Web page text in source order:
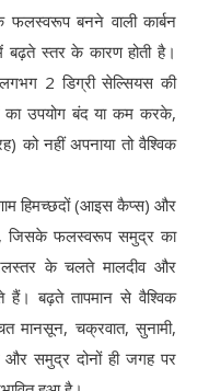
बनने वाली कार्बन
स्तर के कारण होती है।
लगभग 2 डिग्री सेल्सियस की
उपयोग बंद या कम करके,
को नहीं अपनाया तो वैश्विक
हिमच्छदों (आइस कैप्स) और
जिसके फलस्वरूप समुद्र का
के चलते मालदीव और
हैं। बढ़ते तापमान से वैश्विक
मानसून, चक्रवात, सुनामी,
और समुद्र दोनों ही जगह पर